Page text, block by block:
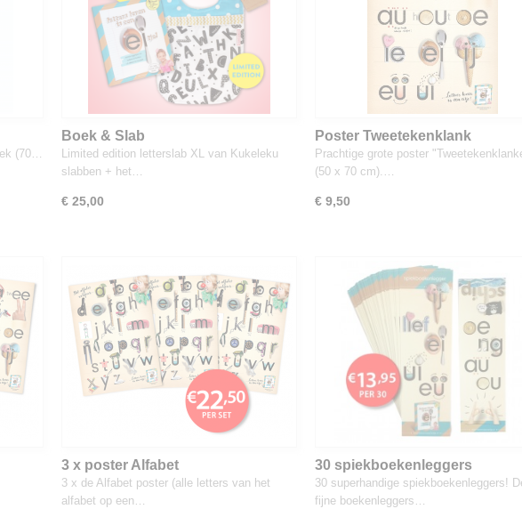
(70…
Boek & Slab
Limited edition letterslab XL van Kukeleku
slabben + het…
€ 25,00
Poster Tweetekenklank
Prachtige grote poster
(50 x 70 cm).…
€ 9,50
3 x poster Alfabet
3 x de Alfabet poster (alle letters van het
alfabet op een…
30 spiekboekenleggers
30 superhandige spiekboekenleggers!
fijne boekenleggers…